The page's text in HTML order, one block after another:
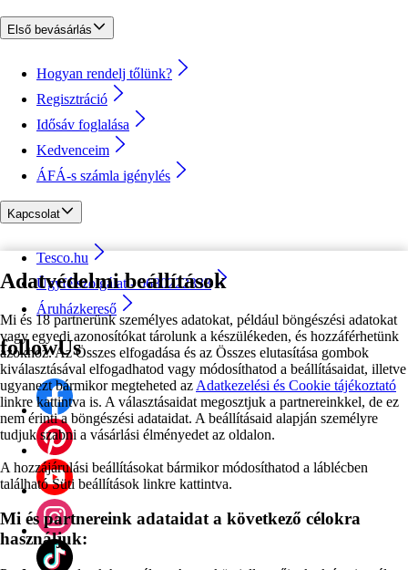
Adatvédelmi beállítások
Mi és 18 partnerünk személyes adatokat, például böngészési adatokat
vagy egyedi azonosítókat tárolunk a készülékeden, és hozzáférhetünk
azokhoz. Az Összes elfogadása és az Összes elutasítása gombok
kiválasztásával elfogadhatod vagy módosíthatod a beállításaidat, illetve
ugyanezt bármikor megteheted az Adatkezelési és Cookie tájékoztató
linkre kattintva is. A választásaidat megosztjuk a partnereinkkel, de ez
nem érinti a böngészési adataidat. A beállításaid alapján személyre
tudjuk szabni a vásárlási élményedet az oldalon.
A hozzájárulási beállításokat bármikor módosíthatod a láblécben
található Süti beállítások linkre kattintva.
Mi és partnereink adataidat a következő célokra
használjuk:
Első bevásárlás
Hogyan rendelj tőlünk?
Regisztráció
Idősáv foglalása
Kedvenceim
ÁFÁ-s számla igénylés
Kapcsolat
Tesco.hu
Ügyfélszolgálat - 0680222333
Áruházkereső
followUs